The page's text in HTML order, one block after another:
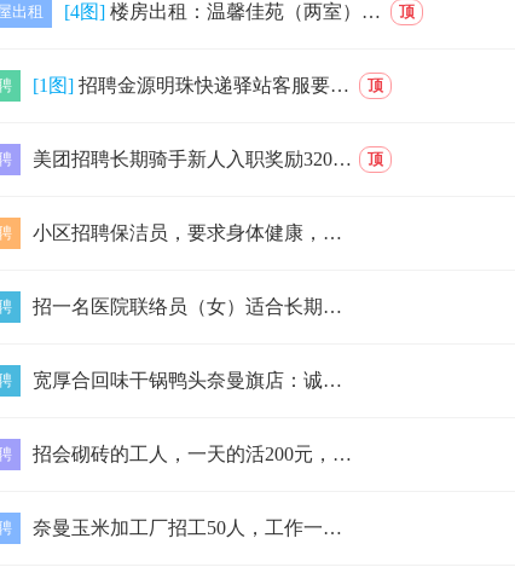
出租 [4图] 楼房出租：温馨佳苑（两室）临近一中、体育场，交通便利，家电齐全，拎包入住，随时看房！​联系电话：1384755908813604750605 顶
[1图] 招聘金源明珠快递驿站客服要求女士，有耐心，金源明珠附近的优先考虑有孩子的不影响接送孩子，工作时间自由主要负责快递入库，客诉处理等工作 顶
美团招聘长期骑手新人入职奖励3200元！！ 月工资5000-8000元/月多劳多得学历不限/经验不限 职位详情1.年龄:18-45周岁2.身… 顶
小区招聘保洁员，要求身体健康，干净利索！服从管理！不耽误接送孩子，有意者联系电话15947531997
招一名医院联络员（女）适合长期出差工资3000元，沈阳，铁岭，山东联系电话陈经理13191531210
宽厚合回味干锅鸭头奈曼旗店：诚聘以下岗位经理1名:底薪5000，要求有管理经验.服务员10名：底薪3500+200+200满勤公休。后厨人员…
招会砌砖的工人，一天的活200元，18547572777
奈曼玉米加工厂招工50人，工作一个多月，工资面议，[抱拳]有意者联系我15540557333